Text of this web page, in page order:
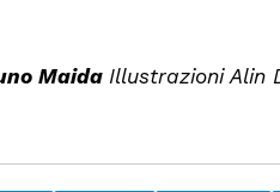
Maida Illustrazioni Alin